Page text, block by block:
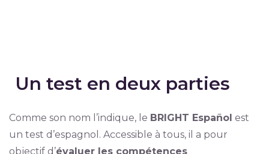
Un test en deux parties
Comme son nom l’indique, le BRIGHT Español est
un test d’espagnol. Accessible à tous, il a pour
objectif d’évaluer les compétences